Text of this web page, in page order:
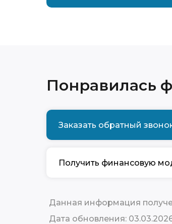
Понравилась
Заказать обратный
Получить финансовую
Данная информация
Дата обновления: